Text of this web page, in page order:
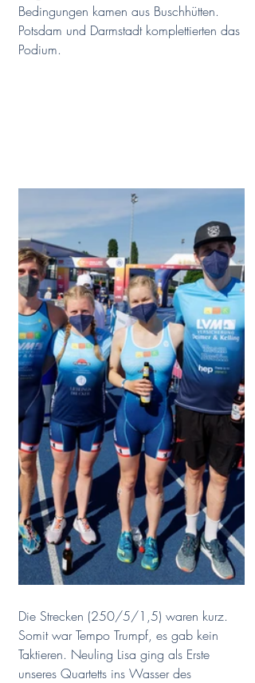
Bedingungen kamen aus Buschhütten.
Potsdam und Darmstadt komplettierten das
Podium.
Die Strecken (250/5/1,5) waren kurz.
Somit war Tempo Trumpf, es gab kein
Taktieren. Neuling Lisa ging als Erste
unseres Quartetts ins Wasser des